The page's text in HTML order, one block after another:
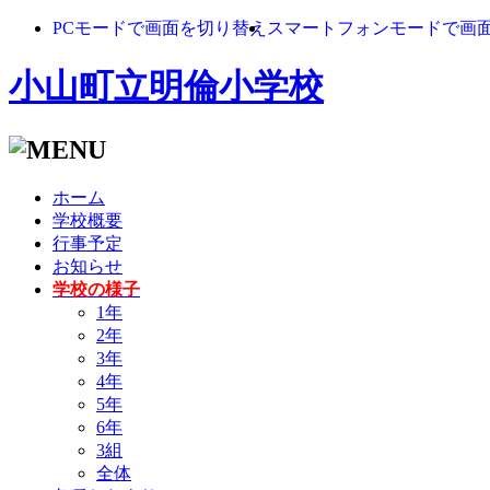
PCモードで画面を切り替え スマートフォンモードで画
小山町立明倫小学校
ホーム
学校概要
行事予定
お知らせ
学校の様子
1年
2年
3年
4年
5年
6年
3組
全体